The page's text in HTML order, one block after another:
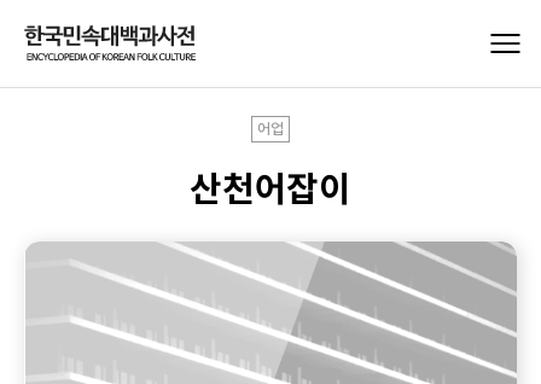
어업
산천어잡이